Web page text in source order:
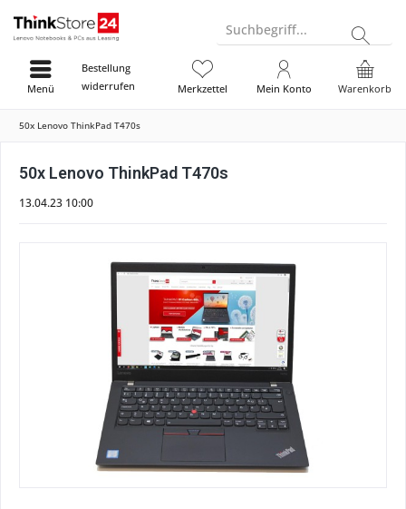
Suchbegriff...
Bestellung
widerrufen
Warenkorb
Merkzettel Mein Konto
Menü
50x Lenovo ThinkPad T470s
50x Lenovo ThinkPad T470s
13.04.23 10:00